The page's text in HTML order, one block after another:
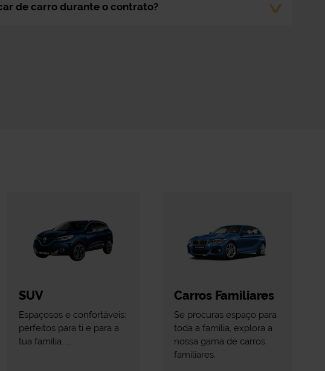
de carro durante o contrato?
SUV
Espaçosos e confortáveis:
perfeitos para ti e para a
tua família. ...
Carros Familiares
Se procuras espaço para
toda a família, explora a
nossa gama de carros
familiares.